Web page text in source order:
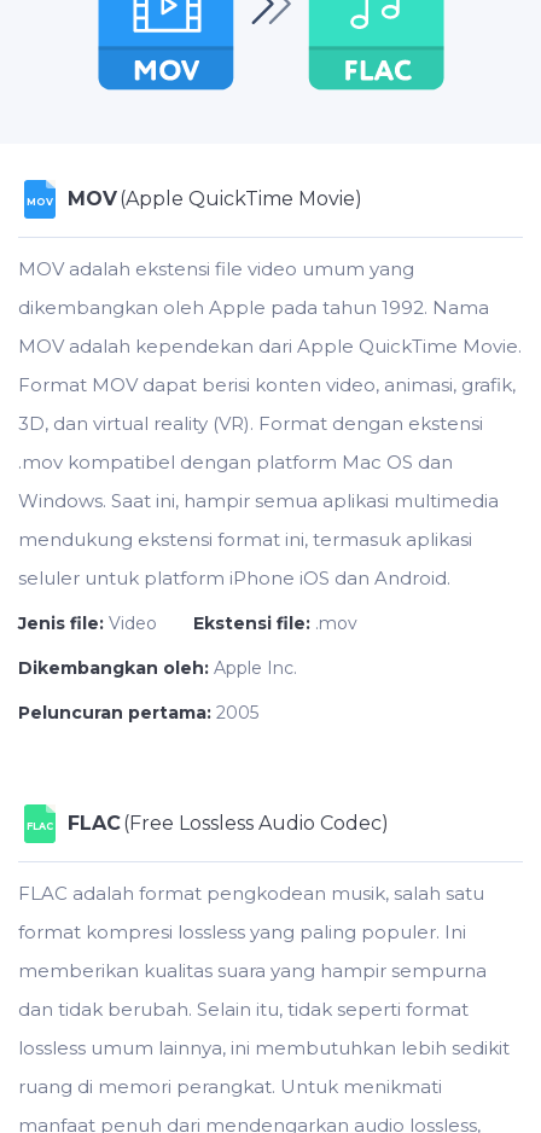
MOV MOV(Apple QuickTime Movie)
MOV adalah ekstensi file video umum yang
dikembangkan oleh Apple pada tahun 1992. Nama
MOV adalah kependekan dari Apple QuickTime Movie.
Format MOV dapat berisi konten video, animasi, grafik,
3D, dan virtual reality (VR). Format dengan ekstensi
.mov kompatibel dengan platform Mac OS dan
Windows. Saat ini, hampir semua aplikasi multimedia
mendukung ekstensi format ini, termasuk aplikasi
seluler untuk platform iPhone iOS dan Android.
Jenis file: Video Ekstensi file: .mov
Dikembangkan oleh: Apple Inc.
Peluncuran pertama: 2005
FLAC FLAC(Free Lossless Audio Codec)
FLAC adalah format pengkodean musik, salah satu
format kompresi lossless yang paling populer. Ini
memberikan kualitas suara yang hampir sempurna
dan tidak berubah. Selain itu, tidak seperti format
lossless umum lainnya, ini membutuhkan lebih sedikit
ruang di memori perangkat. Untuk menikmati
manfaat penuh dari mendengarkan audio lossless,